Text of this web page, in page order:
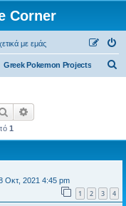
Corner
με εμάς
Greek Pokemon Projects
η
Αναζήτηση
1
Οκτ, 2021 4:45 pm
1 2 3 4